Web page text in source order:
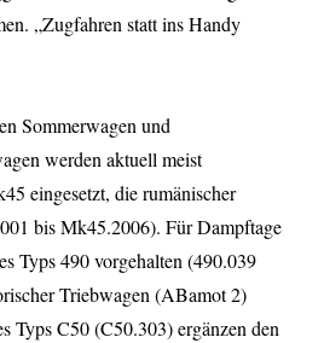
„Zugfahren statt ins Handy
Sommerwagen und
werden aktuell meist
eingesetzt, die rumänischer
bis Mk45.2006). Für Dampftage
Typs 490 vorgehalten (490.039
Triebwagen (ABamot 2)
Typs C50 (C50.303) ergänzen den